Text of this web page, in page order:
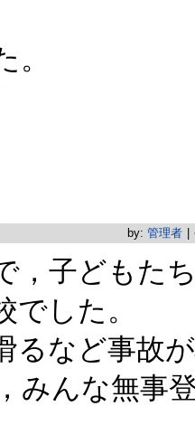
by: 管理者
，子どもた
でした。
るなど事故
みんな無事